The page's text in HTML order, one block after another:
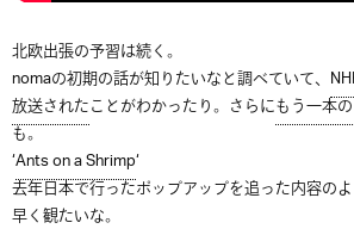
北欧出張の予習は続く。
nomaの初期の話が知りたいなと調べていて、
放送されたことがわかったり。さらにもう一本
も。
‘Ants on a Shrimp‘
去年日本で行ったポップアップを追った内容のよ
早く観たいな。